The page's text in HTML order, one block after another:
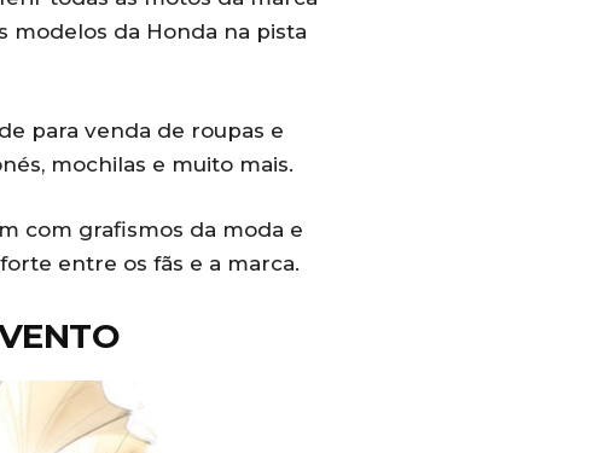
modelos da Honda na pista
para venda de roupas e
mochilas e muito mais.
com grafismos da moda e
entre os fãs e a marca.